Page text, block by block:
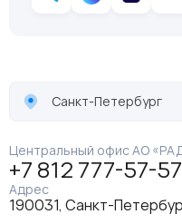
Санкт-Петербург
Центральный офис АО
+7 812 777-57-57
Адрес
190031, Санкт-